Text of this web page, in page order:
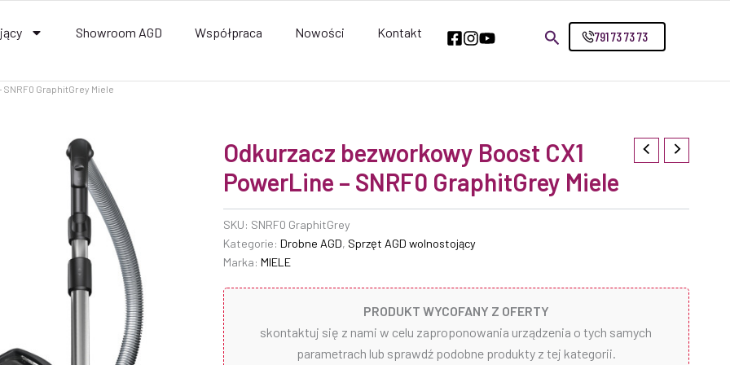
791 73 73 73
Showroom AGD Współpraca Nowości Kontakt
GraphitGrey Miele
Odkurzacz bezworkowy Boost CX1
PowerLine – SNRF0 GraphitGrey Miele
SKU: SNRF0 GraphitGrey
Kategorie: Drobne AGD, Sprzęt AGD wolnostojący
Marka: MIELE
PRODUKT WYCOFANY Z OFERTY
skontaktuj się z nami w celu zaproponowania urządzenia o tych samych
parametrach lub sprawdź podobne produkty z tej kategorii.